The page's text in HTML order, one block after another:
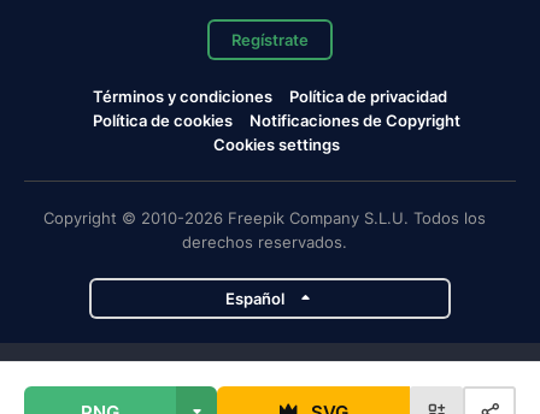
Regístrate
Términos y condiciones
Política de privacidad
Política de cookies
Notificaciones de Copyright
Cookies settings
Copyright © 2010-2026 Freepik Company S.L.U. Todos los
derechos reservados.
Español